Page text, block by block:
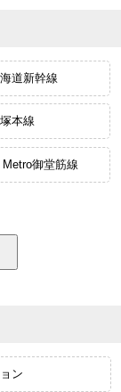
海道新幹線
本線
御堂筋線
ン